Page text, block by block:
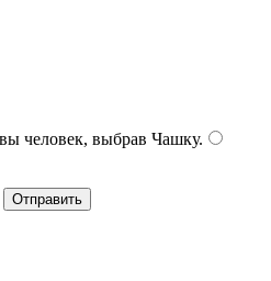
человек, выбрав Чашку.